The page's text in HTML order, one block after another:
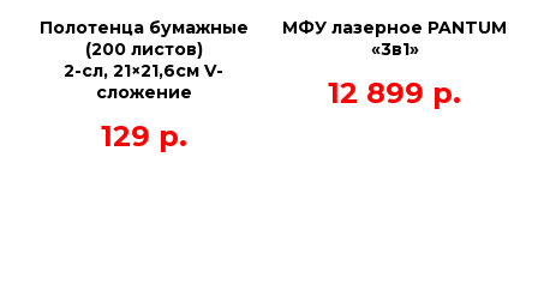
Полотенца бумажные
(200 листов)
2-сл, 21×21,6см V-
сложение
129 р.
МФУ лазерное PANTUM
«3в1»
12 899 р.